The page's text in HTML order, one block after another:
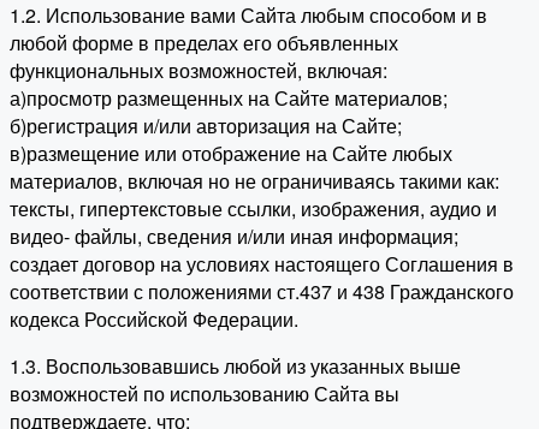
1.2. Использование вами Сайта любым способом и в
любой форме в пределах его объявленных
функциональных возможностей, включая:
а)просмотр размещенных на Сайте материалов;
б)регистрация и/или авторизация на Сайте;
в)размещение или отображение на Сайте любых
материалов, включая но не ограничиваясь такими как:
тексты, гипертекстовые ссылки, изображения, аудио и
видео- файлы, сведения и/или иная информация;
создает договор на условиях настоящего Соглашения в
соответствии с положениями ст.437 и 438 Гражданского
кодекса Российской Федерации.
1.3. Воспользовавшись любой из указанных выше
возможностей по использованию Сайта вы
подтверждаете, что: